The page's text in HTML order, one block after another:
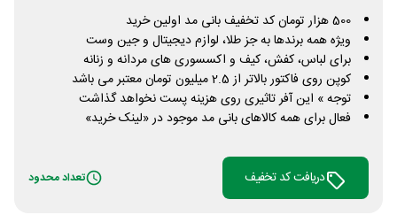
500 هزار تومان کد تخفیف بانی مد اولین خرید
ویژه همه برندها به جز طلا، لوازم دیجیتال و جین وست
برای لباس، کفش، کیف و اکسسوری های مردانه و زنانه
کوپن روی فاکتور بالاتر از 2.5 میلیون تومان معتبر می باشد
توجه » این آفر تاثیری روی هزینه پست نخواهد گذاشت
فعال برای همه کالاهای بانی مد موجود در «لینک خرید»
دریافت کد تخفیف تعداد محدود